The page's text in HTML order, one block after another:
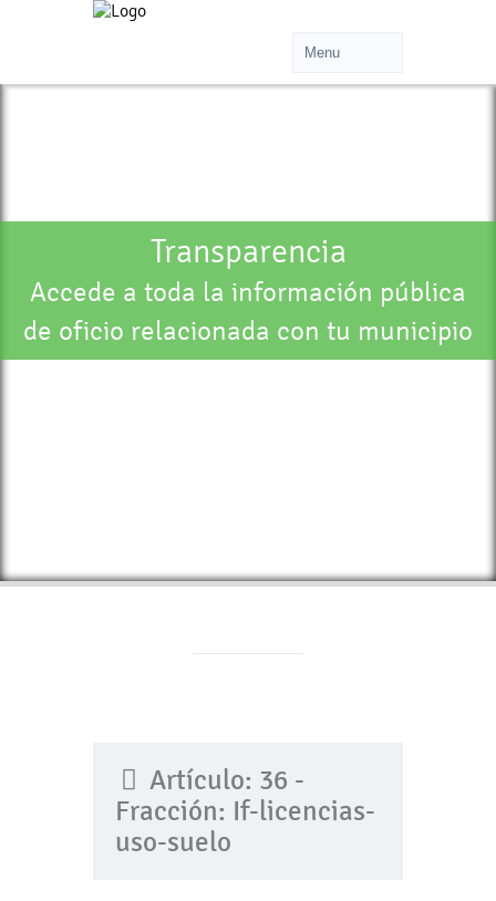
Transparencia
Accede a toda la información pública
de oficio relacionada con tu municipio
Artículo: 36 -
Fracción: If-licencias-
uso-suelo